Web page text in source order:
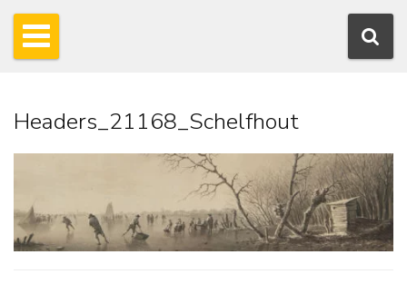
Headers_21168_Schelfhout